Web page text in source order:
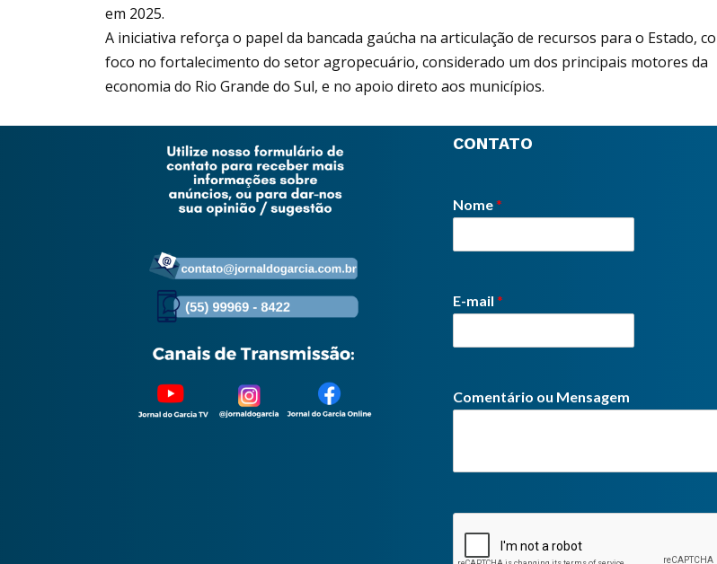
em 2025.
A iniciativa reforça o papel da bancada gaúcha na articulação de recursos para o Estado,
foco no fortalecimento do setor agropecuário, considerado um dos principais motores da
economia do Rio Grande do Sul, e no apoio direto aos municípios.
CONTATO
Nome*
E-mail *
Comentário ou Mensagem